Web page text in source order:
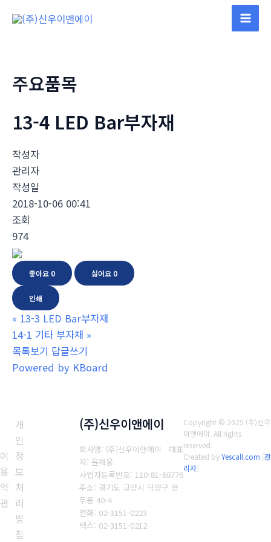
Main
주요품목
13-4 LED Bar부자재
작성자
관리자
작성일
2018-10-06 00:41
조회
974
좋아요 0 싫어요 0
인쇄
« 13-3 LED Bar부자재
14-1 기타 부자재 »
목록보기 답글쓰기
Powered by KBoard
이
용
약
관
개
인
정
보
처
리
방
침
(주)신우이앤에이
회사명: (주)신우이앤에이 대표
자: 윤재웅
사업자등록번호: 110-81-68776
주소: 경기도 고양시 덕양구 용
두동 40-4
전화: 02-3151-0223
팩스: 02-3151-0212
Copyright © 2025 (주)신우
이앤에이. All rights
reserved.
Created byYescall.com [관
리자]